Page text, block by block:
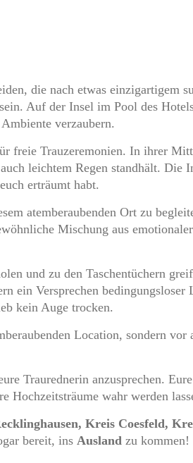
die nach etwas einzigartigem
Auf der Insel im Pool des
verzaubern.
freie Trauzeremonien. In ihrer
leichtem Regen standhält. Die
erträumt habt.
atemberaubenden Ort zu
Mischung aus
und zu den Taschentüchern
ein Versprechen bedingungsloser
kein Auge trocken.
Location, sondern vor
Traurednerin anzusprechen.
Hochzeitsträume wahr werden
Kreis Coesfeld,
bereit, ins Auslandzu kommen!